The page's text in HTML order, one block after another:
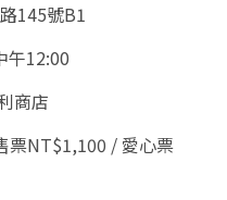
145號B1
午12:00
商店
NT$1,100 / 愛心票